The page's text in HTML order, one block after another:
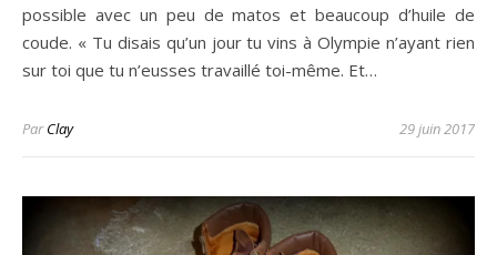
possible avec un peu de matos et beaucoup d’huile de
coude. « Tu disais qu’un jour tu vins à Olympie n’ayant rien
sur toi que tu n’eusses travaillé toi-même. Et…
ParClay 29 juin 2017